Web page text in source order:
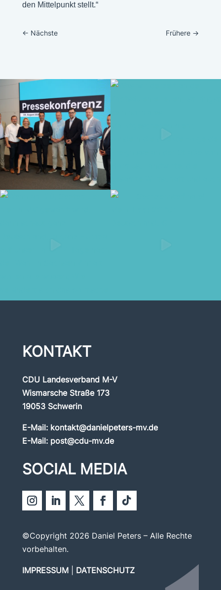
den Mittelpunkt stellt.“
← Nächste Frühere →
KONTAKT
CDU Landesverband M-V
Wismarsche Straße 173
19053 Schwerin
E-Mail: kontakt@danielpeters-mv.de
E-Mail: post@cdu-mv.de
SOCIAL MEDIA
©Copyright 2026 Daniel Peters – Alle Rechte
vorbehalten.
IMPRESSUM| DATENSCHUTZ